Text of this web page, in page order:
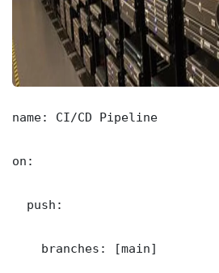
name: CI/CD Pipeline
on:
  push:
    branches: [main]